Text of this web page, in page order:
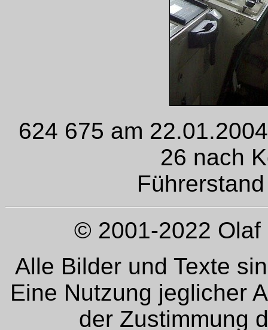
624 675 am
26 nach
© 2001-2022 Olaf
Alle Bilder und Texte
Eine Nutzung jeglicher
der Zustimmung